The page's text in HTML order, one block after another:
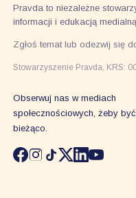
Pravda to niezależne
informacji i edukacją
Zgłoś temat lub odezwij się
Stowarzyszenie Pravda, KRS:
Obserwuj nas w mediach
społecznościowych, żeby
bieżąco.